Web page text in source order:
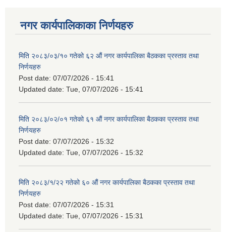
नगर कार्यपालिकाका निर्णयहरु
मिति २०८३/०३/१० गतेको ६२ औं नगर कार्यपालिका बैठकका प्रस्ताव तथा
निर्णयहरु
Post date: 07/07/2026 - 15:41
Updated date: Tue, 07/07/2026 - 15:41
मिति २०८३/०२/०१ गतेको ६१ औं नगर कार्यपालिका बैठकका प्रस्ताव तथा
निर्णयहरु
Post date: 07/07/2026 - 15:32
Updated date: Tue, 07/07/2026 - 15:32
मिति २०८३/१/२२ गतेको ६० औं नगर कार्यपालिका बैठकका प्रस्ताव तथा
निर्णयहरु
Post date: 07/07/2026 - 15:31
Updated date: Tue, 07/07/2026 - 15:31